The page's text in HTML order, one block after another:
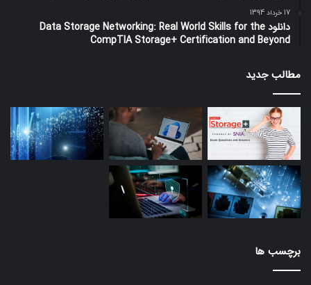
17 خرداد 1394
دانلود Data Storage Networking: Real World Skills for the
CompTIA Storage+ Certification and Beyond
مطالب جدید
برچسب ها